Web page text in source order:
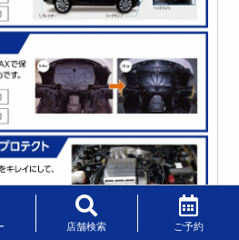
店舗検索 ご予約